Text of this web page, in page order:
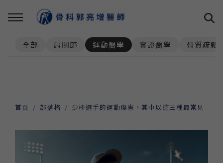
全部 肩關節 運動醫學 實證醫學 骨質疏鬆
首頁 部落格 少棒選手的運動傷害，其中以這三種最常見